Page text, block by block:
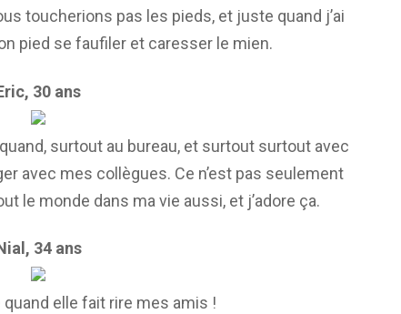
toucherions pas les pieds, et juste quand j’ai
pied se faufiler et caresser le mien.
30 ans
surtout au bureau, et surtout surtout avec
avec mes collègues. Ce n’est pas seulement
le monde dans ma vie aussi, et j’adore ça.
34 ans
quand elle fait rire mes amis !